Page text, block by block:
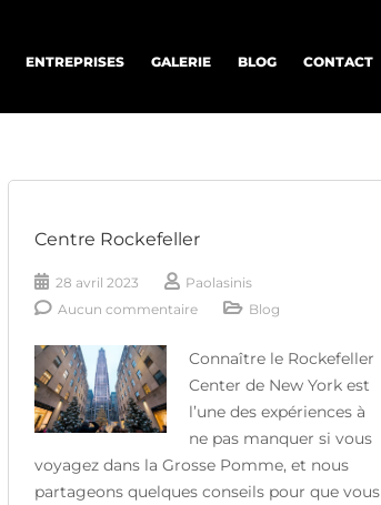
ENTREPRISES GALERIE BLOG CONTACT
Centre Rockefeller
28 avril 2023
Paolasinis
Aucun commentaire
Blog
Connaître le Rockefeller
Center de New York est
l’une des expériences à
ne pas manquer si vous
voyagez dans la Grosse Pomme, et nous
partageons quelques conseils pour que vous